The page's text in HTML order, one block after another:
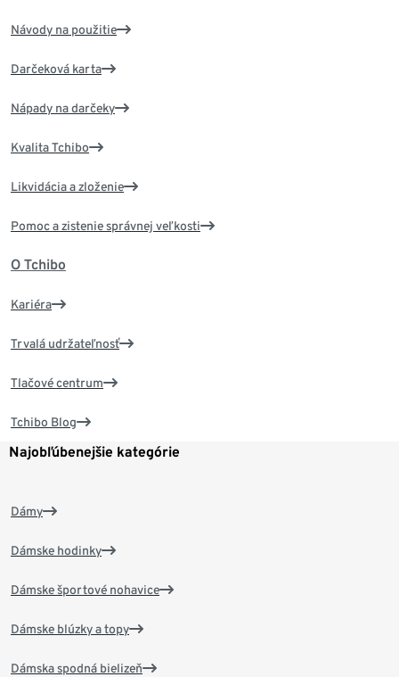
Návody na použitie
Darčeková karta
Nápady na darčeky
Kvalita Tchibo
Likvidácia a zloženie
Pomoc a zistenie správnej veľkosti
O Tchibo
Kariéra
Trvalá udržateľnosť
Tlačové centrum
Tchibo Blog
Najobľúbenejšie kategórie
Dámy
Dámske hodinky
Dámske športové nohavice
Dámske blúzky a topy
Dámska spodná bielizeň